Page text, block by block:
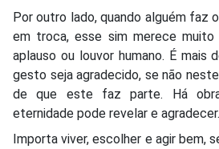
Por outro lado, quando alguém faz
em troca, esse sim merece muito
aplauso ou louvor humano. É mais
gesto seja agradecido, se não
de que este faz parte. Há
eternidade pode revelar e agradecer.
Importa viver, escolher e agir bem,